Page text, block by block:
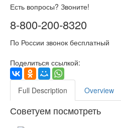
Есть вопросы? Звоните!
8-800-200-8320
По России звонок бесплатный
Поделиться ссылкой:
Full Description Overview
Советуем посмотреть